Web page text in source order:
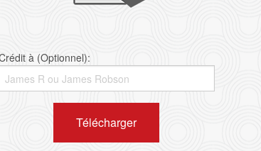
à (Optionnel):
Télécharger